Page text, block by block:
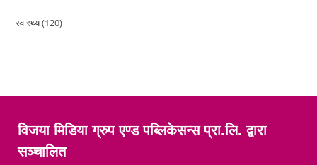
स्वास्थ्य(120)
विजया मिडिया ग्रुप एण्ड पब्लिकेसन्स प्रा.लि. द्वारा
सञ्चालित